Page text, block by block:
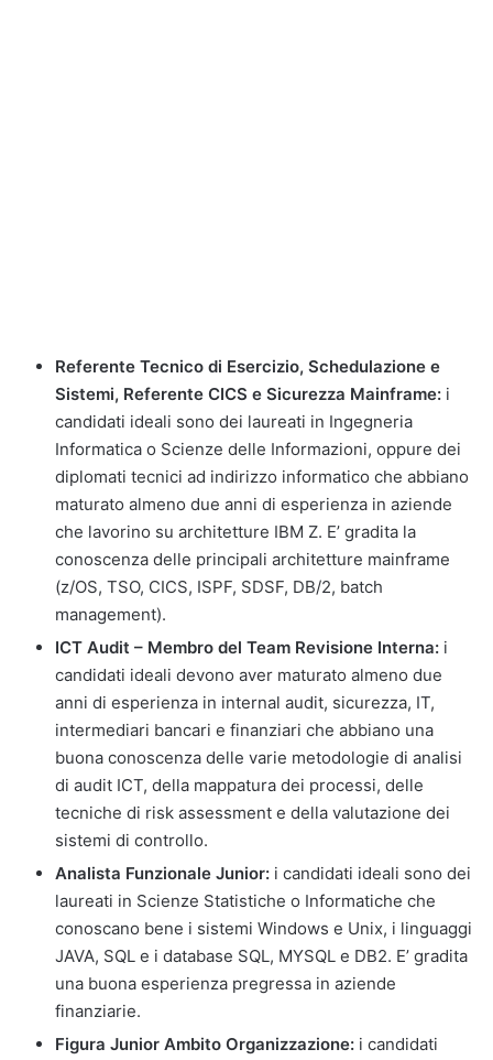
Referente Tecnico di Esercizio, Schedulazione e
Sistemi, Referente CICS e Sicurezza Mainframe: i
candidati ideali sono dei laureati in Ingegneria
Informatica o Scienze delle Informazioni, oppure dei
diplomati tecnici ad indirizzo informatico che abbiano
maturato almeno due anni di esperienza in aziende
che lavorino su architetture IBM Z. E’ gradita la
conoscenza delle principali architetture mainframe
(z/OS, TSO, CICS, ISPF, SDSF, DB/2, batch
management).
ICT Audit – Membro del Team Revisione Interna: i
candidati ideali devono aver maturato almeno due
anni di esperienza in internal audit, sicurezza, IT,
intermediari bancari e finanziari che abbiano una
buona conoscenza delle varie metodologie di analisi
di audit ICT, della mappatura dei processi, delle
tecniche di risk assessment e della valutazione dei
sistemi di controllo.
Analista Funzionale Junior: i candidati ideali sono dei
laureati in Scienze Statistiche o Informatiche che
conoscano bene i sistemi Windows e Unix, i linguaggi
JAVA, SQL e i database SQL, MYSQL e DB2. E’ gradita
una buona esperienza pregressa in aziende
finanziarie.
Figura Junior Ambito Organizzazione: i candidati